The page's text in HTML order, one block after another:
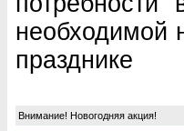
необходимой
празднике
Внимание! Новогодняя акция!